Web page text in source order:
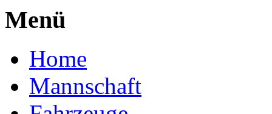
Menü
Home
Mannschaft